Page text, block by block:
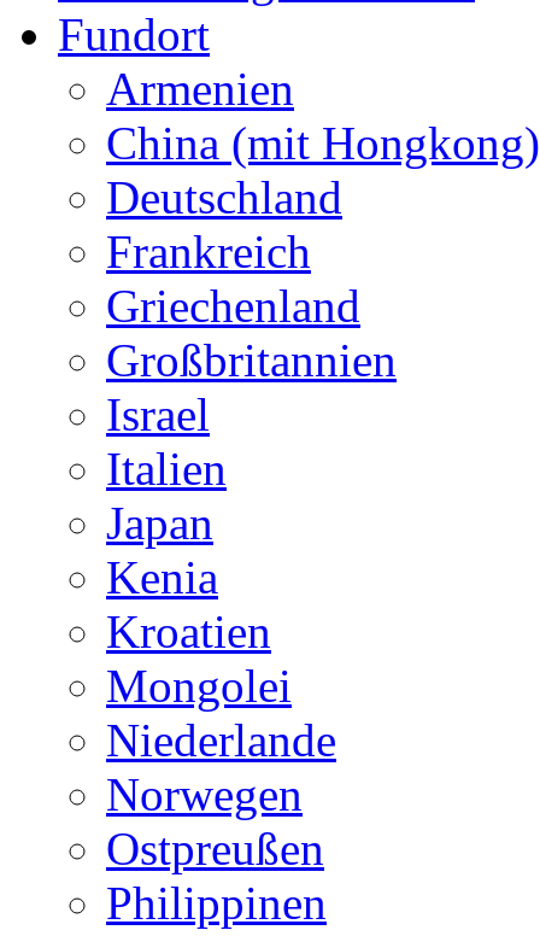
Fundort
Armenien
China (mit Hongkong)
Deutschland
Frankreich
Griechenland
Großbritannien
Israel
Italien
Japan
Kenia
Kroatien
Mongolei
Niederlande
Norwegen
Ostpreußen
Philippinen